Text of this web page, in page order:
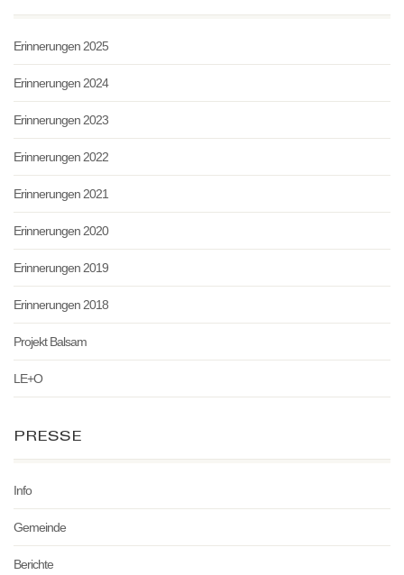
Erinnerungen 2025
Erinnerungen 2024
Erinnerungen 2023
Erinnerungen 2022
Erinnerungen 2021
Erinnerungen 2020
Erinnerungen 2019
Erinnerungen 2018
Projekt Balsam
LE+O
PRESSE
Info
Gemeinde
Berichte